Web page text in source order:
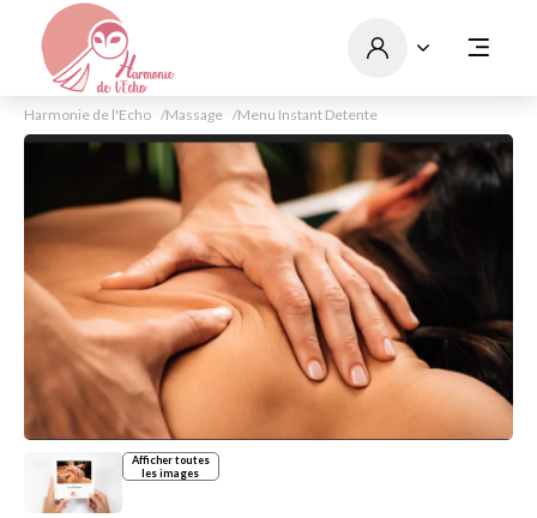
Harmonie de l'Echo Massage Menu Instant Detente
Afficher toutes
les images